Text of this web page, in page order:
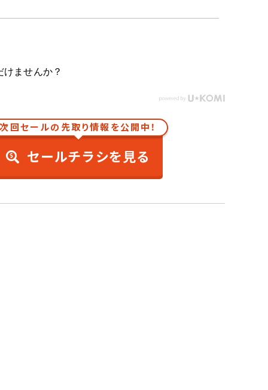
ませんか？
次回セールの先取り情報を公開中！
セールチラシを見る